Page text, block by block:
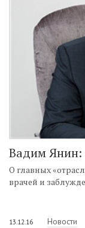
Вадим Янин:
О главных
врачей и
13.12.16 Новости